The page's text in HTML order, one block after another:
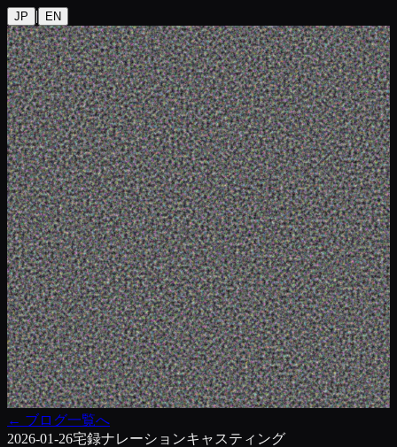
JP | EN
← ブログ一覧へ
2026-01-26宅録ナレーションキャスティング